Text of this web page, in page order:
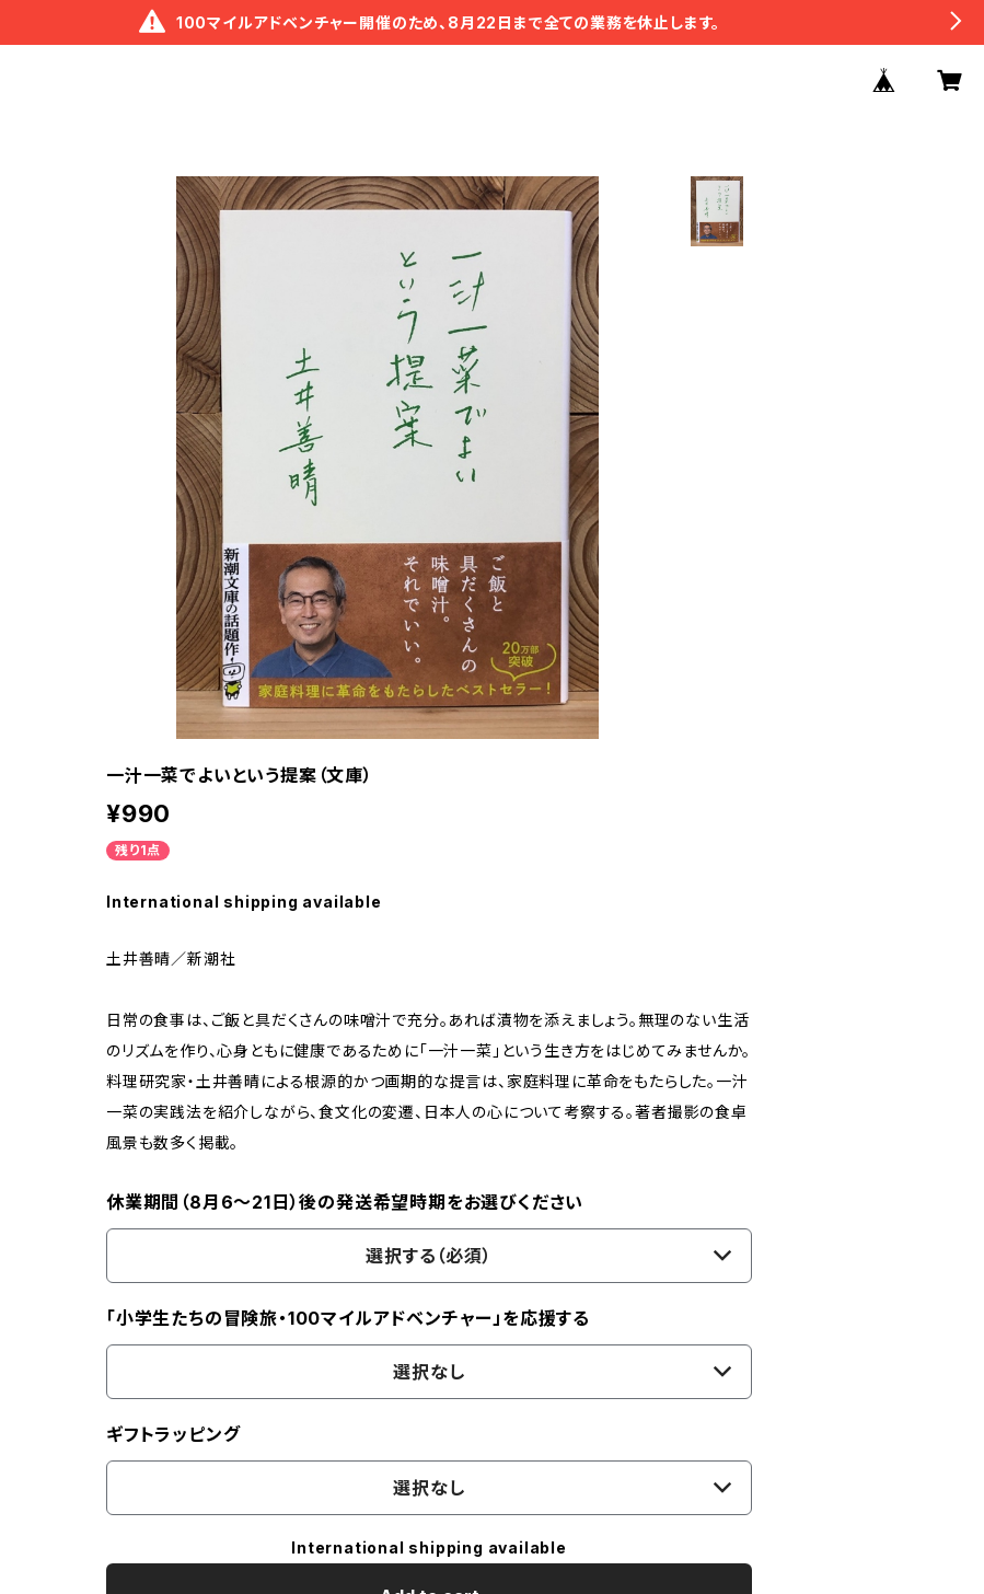
100マイルアドベンチャー開催のため、8月22日まで全ての業務を休止します。
一汁一菜でよいという提案（文庫）
¥990
残り1点
International shipping available
土井善晴／新潮社
日常の食事は、ご飯と具だくさんの味噌汁で充分。あれば漬物を添えましょう。無理のない生活
のリズムを作り、心身ともに健康であるために「一汁一菜」という生き方をはじめてみませんか。
料理研究家・土井善晴による根源的かつ画期的な提言は、家庭料理に革命をもたらした。一汁
一菜の実践法を紹介しながら、食文化の変遷、日本人の心について考察する。著者撮影の食卓
風景も数多く掲載。
休業期間（8月6〜21日）後の発送希望時期をお選びください
選択する（必須）
「小学生たちの冒険旅・100マイルアドベンチャー」を応援する
選択なし
ギフトラッピング
選択なし
International shipping available